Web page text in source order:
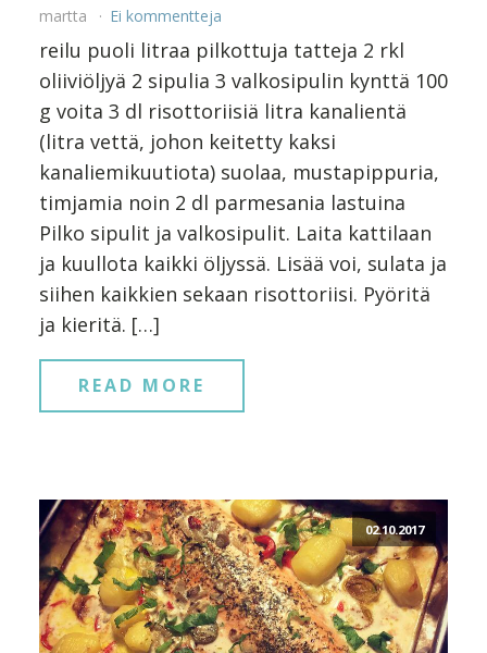
martta Ei kommentteja
reilu puoli litraa pilkottuja tatteja 2 rkl
oliiviöljyä 2 sipulia 3 valkosipulin kynttä 100
g voita 3 dl risottoriisiä litra kanalientä
(litra vettä, johon keitetty kaksi
kanaliemikuutiota) suolaa, mustapippuria,
timjamia noin 2 dl parmesania lastuina
Pilko sipulit ja valkosipulit. Laita kattilaan
ja kuullota kaikki öljyssä. Lisää voi, sulata ja
siihen kaikkien sekaan risottoriisi. Pyöritä
ja kieritä. […]
READ MORE
02.10.2017